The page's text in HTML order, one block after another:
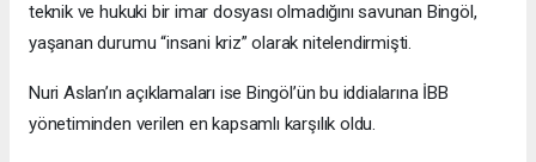
teknik ve hukuki bir imar dosyası olmadığını savunan Bingöl,
yaşanan durumu “insani kriz” olarak nitelendirmişti.
Nuri Aslan’ın açıklamaları ise Bingöl’ün bu iddialarına İBB
yönetiminden verilen en kapsamlı karşılık oldu.